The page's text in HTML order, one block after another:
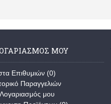
ΜΟΥ
Επιθυμιών (0)
Παραγγελιών
μου